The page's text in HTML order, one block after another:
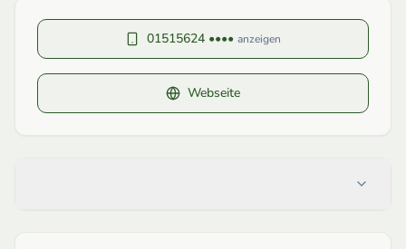
01515624 •••• anzeigen
Webseite